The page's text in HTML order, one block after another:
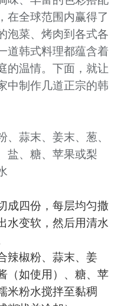
在全球范围内赢得了
泡菜、烤肉到各式各
道韩式料理都蕴含着
的温情。下面，就让
中制作几道正宗的韩
蒜末、姜末、葱、
盐、糖、苹果或梨
成四份，每层均匀撒
水变软，然后用清水
辣椒粉、蒜末、姜
（如使用）、糖、苹
米粉水搅拌至黏稠